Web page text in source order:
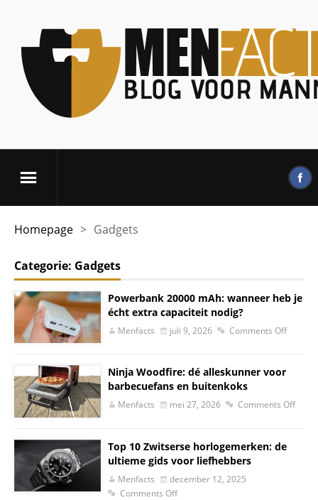
Homepage > Gadgets
Categorie: Gadgets
Powerbank 20000 mAh: wanneer heb je
écht extra capaciteit nodig?
Menfacts juli 9, 2026 Comments Off
Ninja Woodfire: dé alleskunner voor
barbecuefans en buitenkoks
Menfacts mei 27, 2026 Comments Off
Top 10 Zwitserse horlogemerken: de
ultieme gids voor liefhebbers
Menfacts
december 12, 2025
Comments Off